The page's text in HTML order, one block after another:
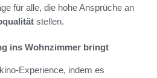
für alle, die hohe Ansprüche an
stellen.
ins Wohnzimmer bringt
Experience, indem es